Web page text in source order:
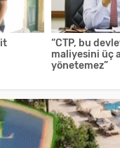
“CTP, bu
maliyesini üç
yönetemez”